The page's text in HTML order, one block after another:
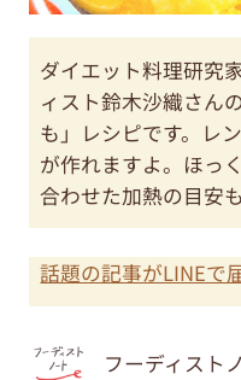
ダイエット料理研究
ィスト鈴木沙織さん
も」レシピです。レ
が作れますよ。ほっ
合わせた加熱の目安
話題の記事がLINEで
フーディスト